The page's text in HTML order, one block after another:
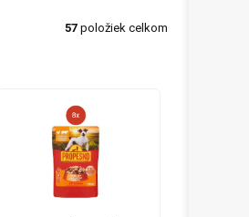
57 položiek celkom